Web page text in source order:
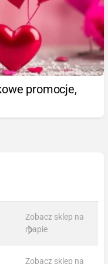
promocje,
Zobacz sklep na
mapie
Zobacz sklep na